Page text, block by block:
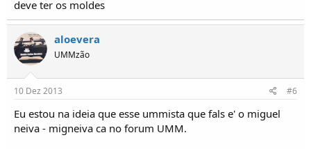
deve ter os moldes
aloevera
UMMzão
10 Dez 2013 #6
Eu estou na ideia que esse ummista que fals e' o miguel
neiva - migneiva ca no forum UMM.